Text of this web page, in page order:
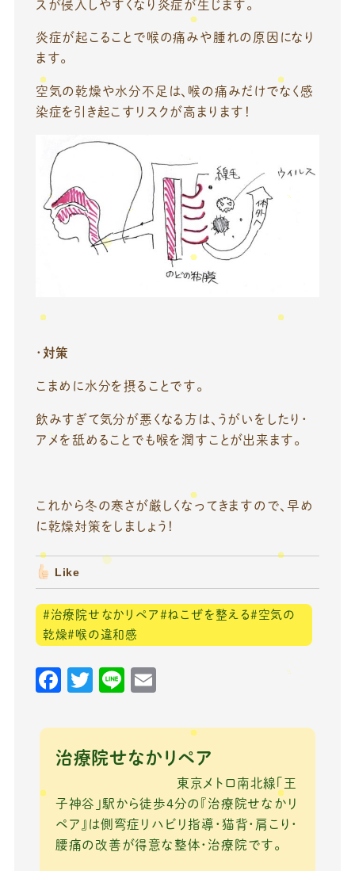
スが侵入しやすくなり炎症が生じます。
炎症が起こることで喉の痛みや腫れの原因になり
ます。
空気の乾燥や水分不足は、喉の痛みだけでなく感
染症を引き起こすリスクが高まります！
・ 対策
こまめに水分を摂ることです。
飲みすぎて気分が悪くなる方は、うがいをしたり・
アメを舐めることでも喉を潤すことが出来ます。
これから冬の寒さが厳しくなってきますので、早め
に乾燥対策をしましょう！
Like
＃治療院せなかリペア＃ねこぜを整える＃空気の
乾燥＃喉の違和感
F
c
e
o
o
k
T
it
te
Li
e
ai
l
治療院せなかリペア
東京メトロ南北線「王
子神谷」駅から徒歩4分の『治療院せなかリ
ペア』は側弯症リハビリ指導・猫背・肩こり・
腰痛の改善が得意な整体・治療院です。